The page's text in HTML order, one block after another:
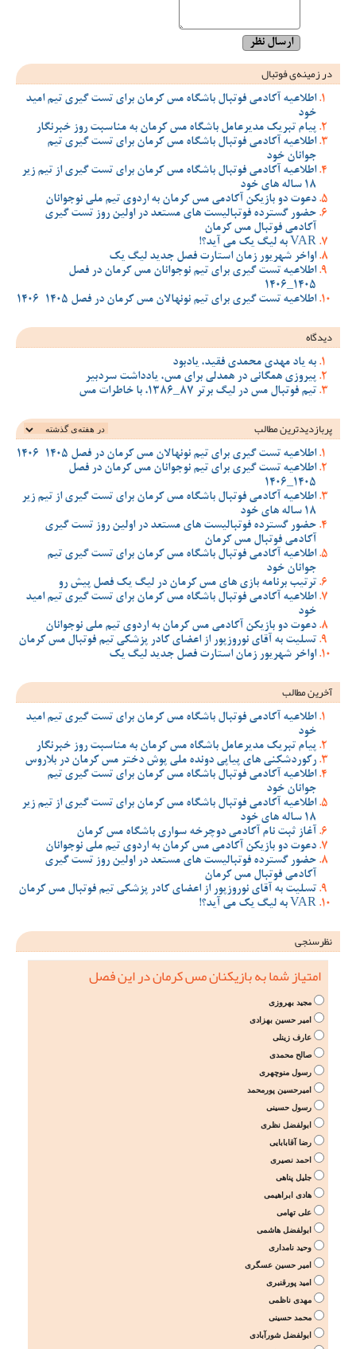
در زمینه‌ی فوتبال
اطلاعیه آکادمی فوتبال باشگاه مس کرمان برای تست گیری تیم امید
خود
پیام تبریک مدیرعامل باشگاه مس کرمان به مناسبت روز خبرنگار
اطلاعیه آکادمی فوتبال باشگاه مس کرمان برای تست گیری تیم
جوانان خود
اطلاعیه آکادمی فوتبال باشگاه مس کرمان برای تست گیری از تیم زیر
18 ساله های خود
دعوت دو بازیکن آکادمی مس کرمان به اردوی تیم ملی نوجوانان
حضور گسترده فوتبالیست های مستعد در اولین روز تست گیری
آکادمی فوتبال مس کرمان
VAR به لیگ یک می آید؟!
اواخر شهریور زمان استارت فصل جدید لیگ یک
اطلاعیه تست گیری برای تیم نوجوانان مس کرمان در فصل
1405_1406
اطلاعیه تست گیری برای تیم نونهالان مس کرمان در فصل 1405-1406
دیدگاه
به یاد مهدی محمدی فقید، یادبود
پیروزی همگانی در همدلی برای مس، یادداشت سردبیر
تیم فوتبال مس در لیگ برتر 87_1386، با خاطرات مس
پربازدیدترین‌ مطالب
اطلاعیه تست گیری برای تیم نونهالان مس کرمان در فصل 1405-1406
اطلاعیه تست گیری برای تیم نوجوانان مس کرمان در فصل
1405_1406
اطلاعیه آکادمی فوتبال باشگاه مس کرمان برای تست گیری از تیم زیر
18 ساله های خود
حضور گسترده فوتبالیست های مستعد در اولین روز تست گیری
آکادمی فوتبال مس کرمان
اطلاعیه آکادمی فوتبال باشگاه مس کرمان برای تست گیری تیم
جوانان خود
ترتیب برنامه بازی های مس کرمان در لیگ یک فصل پیش رو
اطلاعیه آکادمی فوتبال باشگاه مس کرمان برای تست گیری تیم امید
خود
دعوت دو بازیکن آکادمی مس کرمان به اردوی تیم ملی نوجوانان
تسلیت به آقای نوروزپور از اعضای کادر پزشکی تیم فوتبال مس کرمان
اواخر شهریور زمان استارت فصل جدید لیگ یک
آخرین مطالب
اطلاعیه آکادمی فوتبال باشگاه مس کرمان برای تست گیری تیم امید
خود
پیام تبریک مدیرعامل باشگاه مس کرمان به مناسبت روز خبرنگار
رکوردشکنی های پیاپی دونده ملی پوش دختر مس کرمان در بلاروس
اطلاعیه آکادمی فوتبال باشگاه مس کرمان برای تست گیری تیم
جوانان خود
اطلاعیه آکادمی فوتبال باشگاه مس کرمان برای تست گیری از تیم زیر
18 ساله های خود
آغاز ثبت نام آکادمی دوچرخه سواری باشگاه مس کرمان
دعوت دو بازیکن آکادمی مس کرمان به اردوی تیم ملی نوجوانان
حضور گسترده فوتبالیست های مستعد در اولین روز تست گیری
آکادمی فوتبال مس کرمان
تسلیت به آقای نوروزپور از اعضای کادر پزشکی تیم فوتبال مس کرمان
VAR به لیگ یک می آید؟!
نظرسنجی
امتیاز شما به بازیکنان مس کرمان در این فصل
مجید بهروزی
امیر حسین بهزادی
عارف زینلی
صالح محمدی
رسول منوچهری
امیرحسین پورمحمد
رسول حسینی
ابولفضل نظری
رضا آقابابایی
احمد نصیری
جلیل پناهی
هادی ابراهیمی
علی تهامی
ابولفضل هاشمی
وحید نامداری
امیر حسین عسگری
امید پورقنبری
مهدی ناظمی
محمد حسینی
ابولفضل شورآبادی